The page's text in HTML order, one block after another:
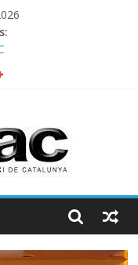
los Mossos d
en COOLTURA FM.
MEJORAR LA
DE BARCELONA.
en COOLTURA FM.